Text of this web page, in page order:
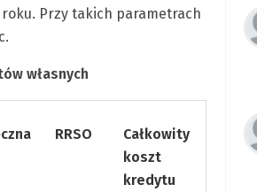
Przy takich parametrach
własnych
RRSO
Całkowity
koszt
kredytu